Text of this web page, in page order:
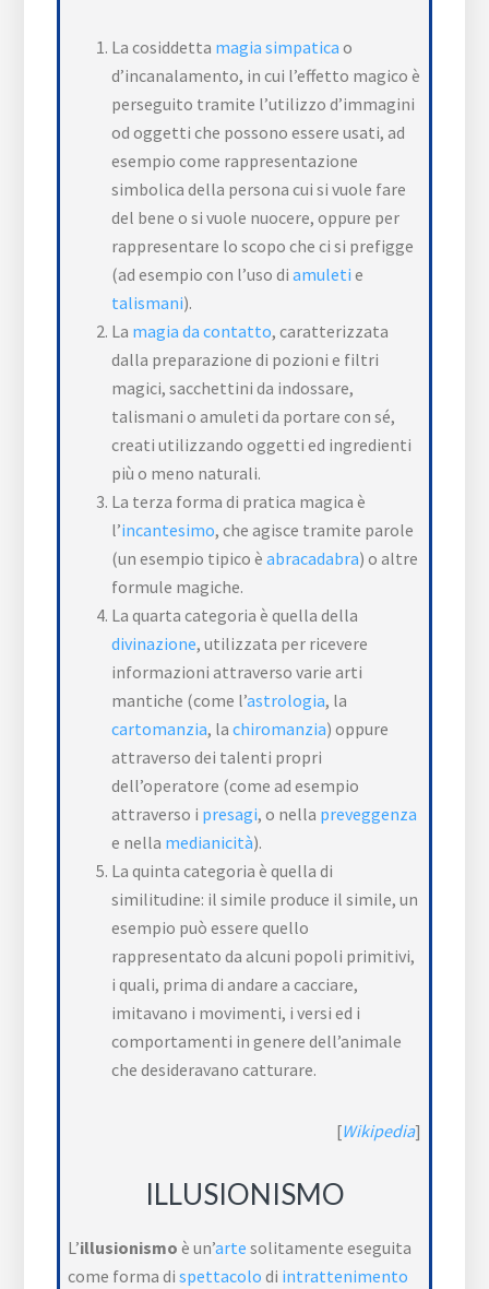
La cosiddetta magia simpatica o
d’incanalamento, in cui l’effetto magico è
perseguito tramite l’utilizzo d’immagini
od oggetti che possono essere usati, ad
esempio come rappresentazione
simbolica della persona cui si vuole fare
del bene o si vuole nuocere, oppure per
rappresentare lo scopo che ci si prefigge
(ad esempio con l’uso diamuleti e
talismani).
La magia da contatto, caratterizzata
dalla preparazione di pozioni e filtri
magici, sacchettini da indossare,
talismani o amuleti da portare con sé,
creati utilizzando oggetti ed ingredienti
più o meno naturali.
La terza forma di pratica magica è
l’incantesimo, che agisce tramite parole
(un esempio tipico èabracadabra) o altre
formule magiche.
La quarta categoria è quella della
divinazione, utilizzata per ricevere
informazioni attraverso varie arti
mantiche (come l’astrologia, la
cartomanzia, lachiromanzia) oppure
attraverso dei talenti propri
dell’operatore (come ad esempio
attraverso i presagi, o nella preveggenza
e nella medianicità).
La quinta categoria è quella di
similitudine: il simile produce il simile, un
esempio può essere quello
rappresentato da alcuni popoli primitivi,
i quali, prima di andare a cacciare,
imitavano i movimenti, i versi ed i
comportamenti in genere dell’animale
che desideravano catturare.
[Wikipedia]
ILLUSIONISMO
L’illusionismo è un’arte solitamente eseguita
come forma dispettacolo di intrattenimento